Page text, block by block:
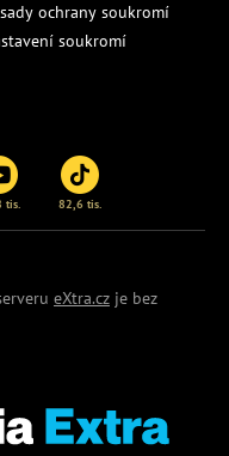
ochrany soukromí
soukromí
tis. 82,6 tis.
eXtra.cz je bez